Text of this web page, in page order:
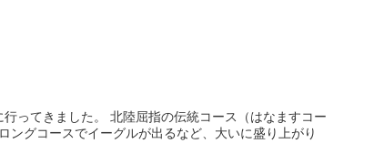
ってきました。 北陸屈指の伝統コース（はなますコー
ングコースでイーグルが出るなど、大いに盛り上がり